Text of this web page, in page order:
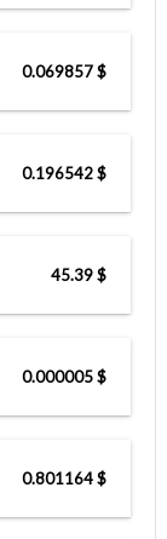
$ 0.069857
$ 0.196542
$ 45.39
$ 0.000005
$ 0.801164